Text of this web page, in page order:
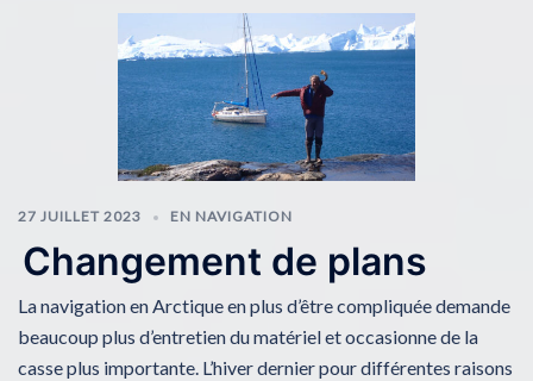
27 JUILLET 2023 EN NAVIGATION
Changement de plans
La navigation en Arctique en plus d’être compliquée demande
beaucoup plus d’entretien du matériel et occasionne de la
casse plus importante. L’hiver dernier pour différentes raisons